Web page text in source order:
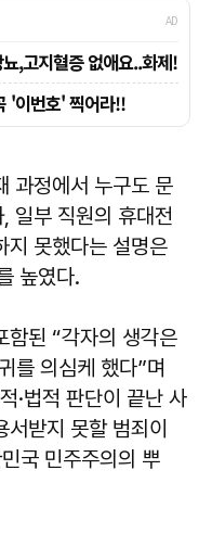
과정에서 누구도 문
일부 직원의 휴대전
지 못했다는 설명은
높였다.
함된 “각자의 생각은
를 의심케 했다”며
·법적 판단이 끝난 사
받지 못할 범죄이
국 민주주의의 뿌